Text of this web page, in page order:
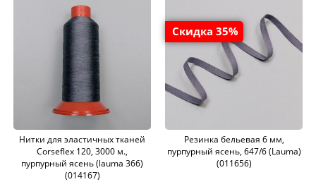
Нитки для эластичных тканей
Corseflex 120, 3000 м.,
пурпурный ясень (lauma 366)
(014167)
Скидка 35%
Резинка бельевая 6 мм,
пурпурный ясень, 647/6 (Lauma)
(011656)